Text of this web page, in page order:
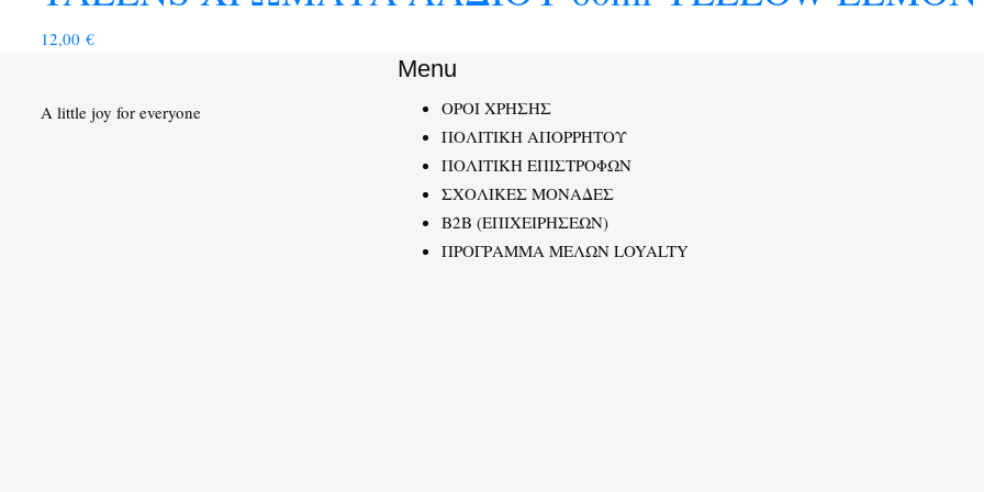
12,00 €
A little joy for everyone
Menu
ΟΡΟΙ ΧΡΗΣΗΣ
ΠΟΛΙΤΙΚΗ ΑΠΟΡΡΗΤΟΥ
ΠΟΛΙΤΙΚΗ ΕΠΙΣΤΡΟΦΩΝ
ΣΧΟΛΙΚΕΣ ΜΟΝΑΔΕΣ
B2B (ΕΠΙΧΕΙΡΗΣΕΩΝ)
ΠΡΟΓΡΑΜΜΑ ΜΕΛΩΝ LOYALTY